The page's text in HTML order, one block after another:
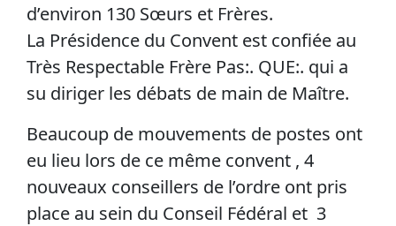
d’environ 130 Sœurs et Frères.
La Présidence du Convent est confiée au
Très Respectable Frère Pas:. QUE:. qui a
su diriger les débats de main de Maître.
Beaucoup de mouvements de postes ont
eu lieu lors de ce même convent , 4
nouveaux conseillers de l’ordre ont pris
place au sein du Conseil Fédéral et 3